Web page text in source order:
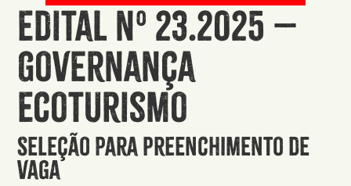
Edital nº 23.2025 –
Governança
Ecoturismo
Seleção para Preenchimento de
Vaga